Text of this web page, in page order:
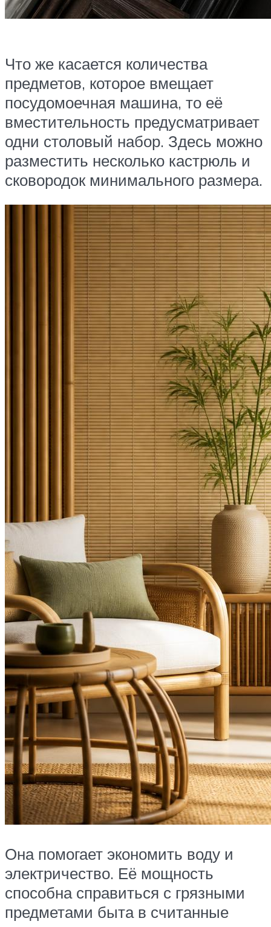
Что же касается количества
предметов, которое вмещает
посудомоечная машина, то её
вместительность предусматривает
одни столовый набор. Здесь можно
разместить несколько кастрюль и
сковородок минимального размера.
Она помогает экономить воду и
электричество. Её мощность
способна справиться с грязными
предметами быта в считанные